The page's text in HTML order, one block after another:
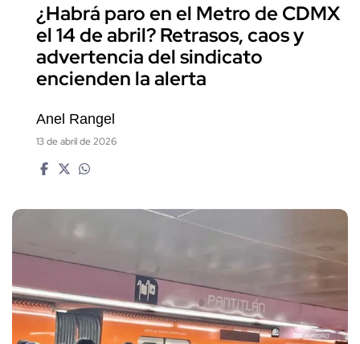
¿Habrá paro en el Metro de CDMX
el 14 de abril? Retrasos, caos y
advertencia del sindicato
encienden la alerta
Anel Rangel
13 de abril de 2026